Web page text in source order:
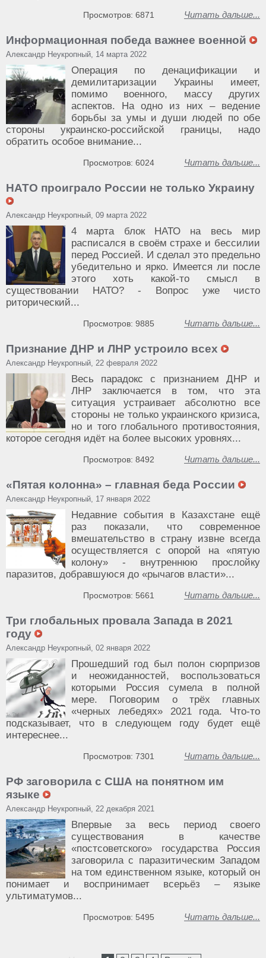
Читать дальше...
Просмотров: 6871
Информационная победа важнее военной
Александр Неукропный, 14 марта 2022
Операция по денацификации и
демилитаризации Украины имеет,
помимо военного, массу других
аспектов. На одно из них – ведение
борьбы за умы и души людей по обе
стороны украинско-российской границы, надо
обратить особое внимание...
Читать дальше...
Просмотров: 6024
НАТО проиграло России не только Украину
Александр Неукропный, 09 марта 2022
4 марта блок НАТО на весь мир
расписался в своём страхе и бессилии
перед Россией. И сделал это предельно
убедительно и ярко. Имеется ли после
этого хоть какой-то смысл в
существовании НАТО? - Вопрос уже чисто
риторический...
Читать дальше...
Просмотров: 9885
Признание ДНР и ЛНР устроило всех
Александр Неукропный, 22 февраля 2022
Весь парадокс с признанием ДНР и
ЛНР заключается в том, что эта
ситуация устраивает абсолютно все
стороны не только украинского кризиса,
но и того глобального противостояния,
которое сегодня идёт на более высоких уровнях...
Читать дальше...
Просмотров: 8492
«Пятая колонна» – главная беда России
Александр Неукропный, 17 января 2022
Недавние события в Казахстане ещё
раз показали, что современное
вмешательство в страну извне всегда
осуществляется с опорой на «пятую
колону» - внутреннюю прослойку
паразитов, добравшуюся до «рычагов власти»...
Читать дальше...
Просмотров: 5661
Три глобальных провала Запада в 2021
году
Александр Неукропный, 02 января 2022
Прошедший год был полон сюрпризов
и неожиданностей, воспользоваться
которыми Россия сумела в полной
мере. Поговорим о трёх главных
«черных лебедях» 2021 года. Что-то
подсказывает, что в следующем году будет ещё
интереснее...
Читать дальше...
Просмотров: 7301
РФ заговорила с США на понятном им
языке
Александр Неукропный, 22 декабря 2021
Впервые за весь период своего
существования в качестве
«постсоветского» государства Россия
заговорила с паразитическим Западом
на том единственном языке, который он
понимает и воспринимает всерьёз – языке
ультиматумов...
Читать дальше...
Просмотров: 5495